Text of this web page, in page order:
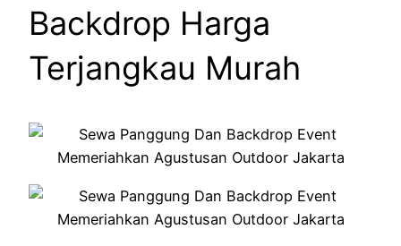
Backdrop Harga
Terjangkau Murah